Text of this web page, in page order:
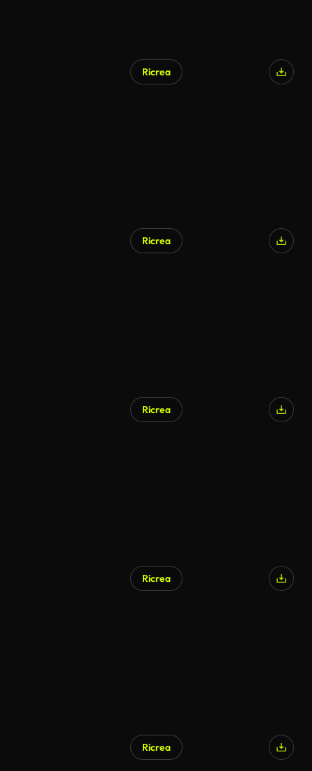
Ricrea
Ricrea
Ricrea
Ricrea
Ricrea